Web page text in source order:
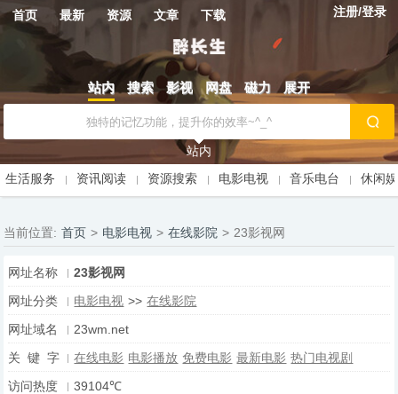
首页 最新 资源 文章 下载 注册/登录
站内 搜索 影视 网盘 磁力 展开
站内
生活服务
资讯阅读 资源搜索 电影电视 音乐电台 休闲
当前位置: 首页 > 电影电视 > 在线影院 > 23影视网
网址名称
23影视网
网址分类
电影电视 >> 在线影院
网址域名
23wm.net
关 键 字
在线电影 电影播放 免费电影 最新电影 热门电视剧
访问热度
39104℃